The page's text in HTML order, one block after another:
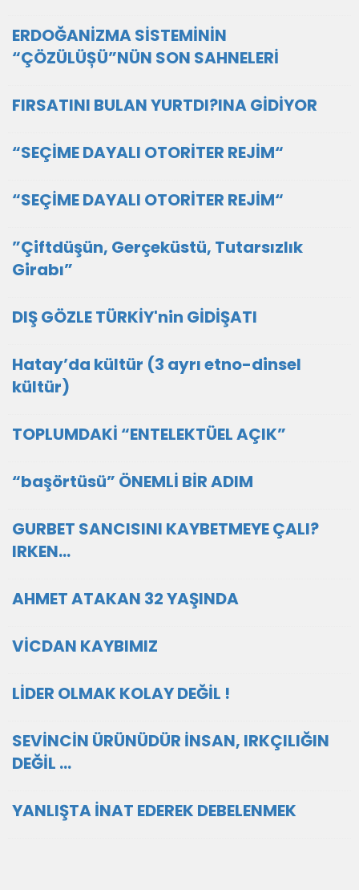
ERDOĞANİZMA SİSTEMİNİN
“ÇÖZÜLÜȘÜ”NÜN SON SAHNELERİ
FIRSATINI BULAN YURTDI?INA GİDİYOR
“SEÇİME DAYALI OTORİTER REJİM“
“SEÇİME DAYALI OTORİTER REJİM“
”Çiftdüşün, Gerçeküstü, Tutarsızlık
Girabı”
DIŞ GÖZLE TÜRKİY'nin GİDİŞATI
Hatay’da kültür (3 ayrı etno-dinsel
kültür)
TOPLUMDAKİ “ENTELEKTÜEL AÇIK”
“başörtüsü” ÖNEMLİ BİR ADIM
GURBET SANCISINI KAYBETMEYE ÇALI?
IRKEN…
AHMET ATAKAN 32 YAŞINDA
VİCDAN KAYBIMIZ
LİDER OLMAK KOLAY DEĞİL !
SEVİNCİN ÜRÜNÜDÜR İNSAN, IRKÇILIĞIN
DEĞİL ...
YANLIŞTA İNAT EDEREK DEBELENMEK